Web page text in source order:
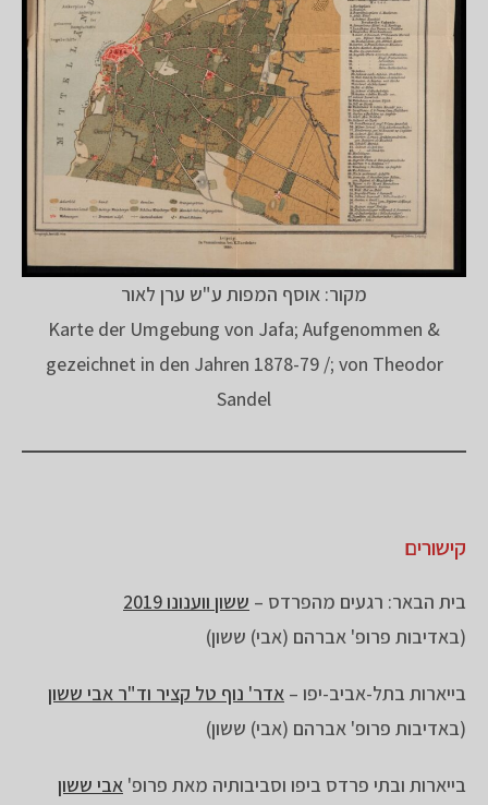
מקור: אוסף המפות ע"ש ערן לאור
Karte der Umgebung von Jafa; Aufgenommen &
gezeichnet in den Jahren 1878-79 /; von Theodor
Sandel
קישורים
בית הבאר: רגעים מהפרדס – ששון ווענונו 2019
(באדיבות פרופ' אברהם (אבי) ששון)
בייארות בתל-אביב-יפו – אדר' נוף טל קציר וד"ר אבי ששון
(באדיבות פרופ' אברהם (אבי) ששון)
בייארות ובתי פרדס ביפו וסביבותיה מאת פרופ' אבי ששון